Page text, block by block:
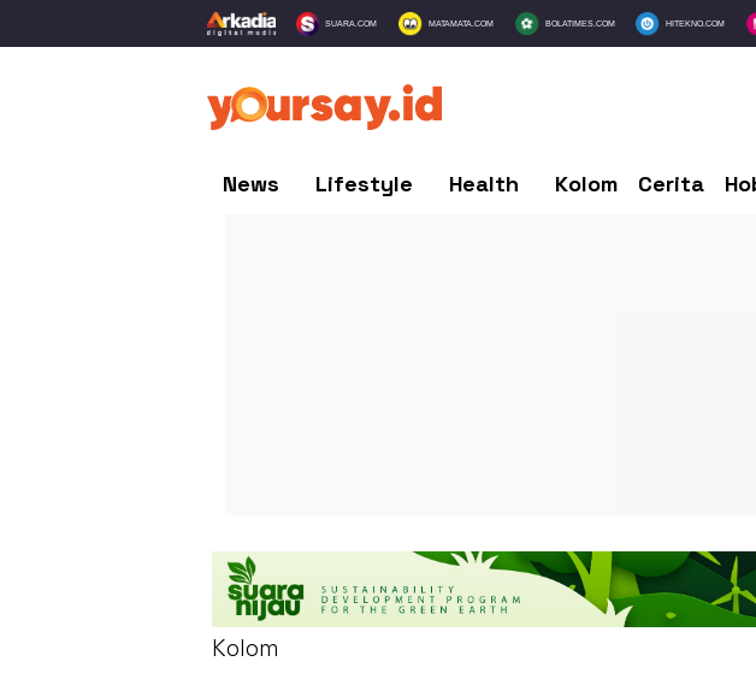
SUARA.COM MATAMATA.COM BOLATIMES.COM HITEKNO.COM
News Lifestyle Health Kolom Cerita
Kolom